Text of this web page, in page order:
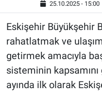
25.10.2025 - 15:00
Eskişehir Büyükşehir
rahatlatmak ve
getirmek amacıyla
sisteminin
ayında ilk olarak